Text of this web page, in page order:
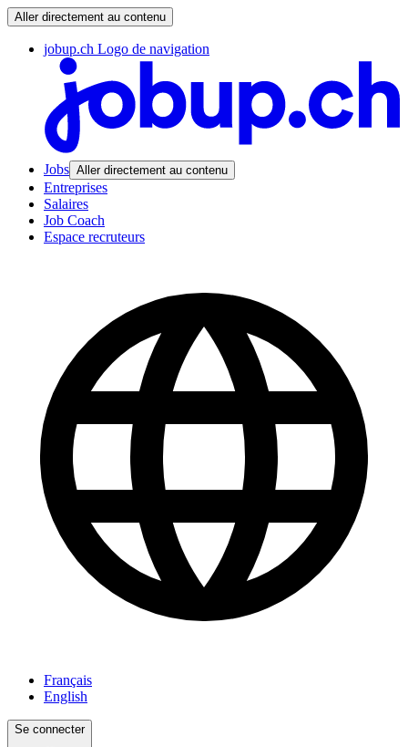
Aller directement au contenu
jobup.ch Logo de navigation
Jobs Aller directement au contenu
Entreprises
Salaires
Job Coach
Espace recruteurs
Français
English
Se connecter